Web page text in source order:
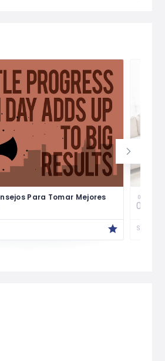
Para Tomar Mejores
08
04
Susan